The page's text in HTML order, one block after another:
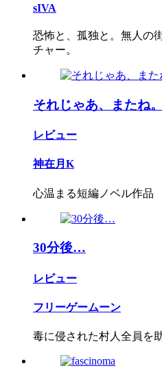
sIVA
恐怖と、孤独と。無人の
チャー。
それじゃあ、またね。
レビュー
神在月K
心温まる短編ノベル作品
30分後…
レビュー
フリーゲームーン
毒に侵された村人全員を